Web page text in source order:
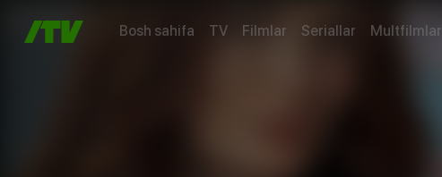
Bosh sahifa TV Filmlar Seriallar Multfilmlar